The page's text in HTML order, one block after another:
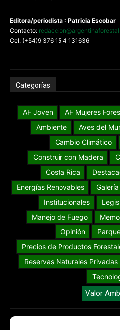
Editora/periodista : Patricia Escobar
Contacto:
Cel: (+54)9 376 15 4 131636
Categorías
AF Joven AF Mujeres
Ambiente
Aves del
Cambio Climático
Construir con Madera
Costa Rica
Energías Renovables
Institucionales
Manejo de Fuego
Opinión
Precios de Productos
Reservas Naturales Privadas
Valor